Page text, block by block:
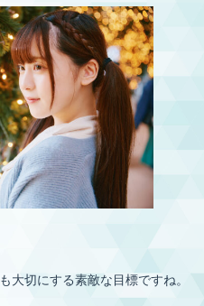
大切にする素敵な目標ですね。